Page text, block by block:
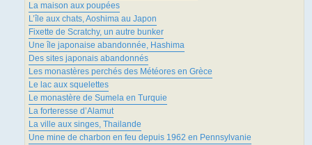
La maison aux poupées
L’île aux chats, Aoshima au Japon
Fixette de Scratchy, un autre bunker
Une île japonaise abandonnée, Hashima
Des sites japonais abandonnés
Les monastères perchés des Météores en Grèce
Le lac aux squelettes
Le monastère de Sumela en Turquie
La forteresse d’Alamut
La ville aux singes, Thailande
Une mine de charbon en feu depuis 1962 en Pennsylvanie